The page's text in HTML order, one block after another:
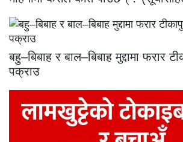
बहु–बिबाह र बाल–बिबाह मुद्दामा फरार
पक्राउ